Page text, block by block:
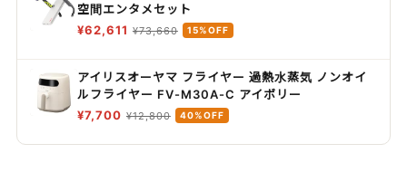
空間エンタメセット
¥62,611 ¥73,660 15%OFF
アイリスオーヤマ フライヤー 過熱水蒸気 ノンオイ
ルフライヤー FV-M30A-C アイボリー
¥7,700 ¥12,800 40%OFF